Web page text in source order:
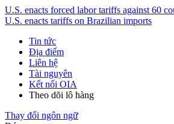
U.S. enacts forced labor tariffs against 60
U.S. enacts tariffs on Brazilian imports
Tin tức
Địa điểm
Liên hệ
Tài nguyên
Kết nối OIA
Theo dõi lô hàng
Thay đổi ngôn ngữ